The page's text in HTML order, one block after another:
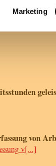
Marketing
von
v[...]